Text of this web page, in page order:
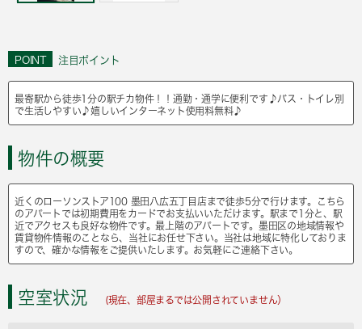
POINT 注目ポイント
最寄駅から徒歩1分の駅チカ物件！！通勤・通学に便利です♪バス・トイレ別
で生活しやすい♪嬉しいインターネット使用料無料♪
物件の概要
近くのローソンストア100 墨田八広五丁目店まで徒歩5分で行けます。こちら
のアパートでは初期費用をカードでお支払いいただけます。駅まで1分と、駅
近でアクセスも良好な物件です。最上階のアパートです。墨田区の地域情報や
賃貸物件情報のことなら、当社にお任せ下さい。当社は地域に特化しておりま
すので、確かな情報をご提供いたします。お気軽にご連絡下さい。
空室状況 (現在、部屋まるでは公開されていません）